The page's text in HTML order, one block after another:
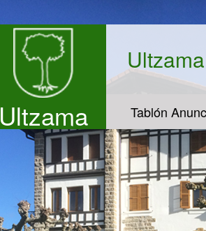
Ultzama
Ultzama
Tablón